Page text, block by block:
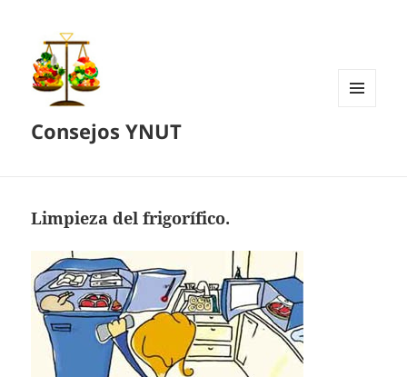
Consejos YNUT
Limpieza del frigorífico.